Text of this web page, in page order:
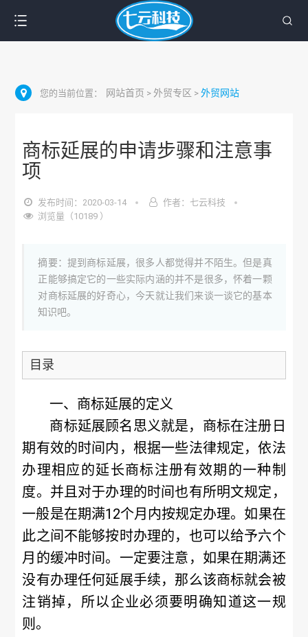
您的当前位置： 网站首页 > 外贸专区 >外贸网站
商标延展的申请步骤和注意事
项
发布时间：2020-03-14
作者：七云科技
浏览量（10189 ）
摘要：提到商标延展，很多人都觉得并不陌生。但是真
正能够搞定它的一些实际内涵的并不是很多，怀着一颗
对商标延展的好奇心，今天就让我们来谈一谈它的基本
知识吧。
目录
一、商标延展的定义
商标延展顾名思义就是，商标在注册日
期有效的时间内，根据一些法律规定，依法
办理相应的延长商标注册有效期的一种制
度。并且对于办理的时间也有所明文规定，
一般是在期满12个月内按规定办理。如果在
此之间不能够按时办理的，也可以给予六个
月的缓冲时间。一定要注意，如果在期满还
没有办理任何延展手续，那么该商标就会被
注销掉，所以企业必须要明确知道这一规
则。